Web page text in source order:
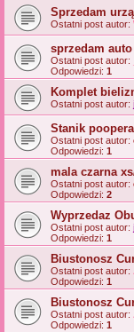
Sprzedam
Ostatni post autor:
sprzedam auto
Ostatni post autor:
Odpowiedzi: 1
Komplet
Ostatni post autor:
Stanik
Ostatni post autor:
Odpowiedzi: 1
mala czarna
Ostatni post autor:
Odpowiedzi: 2
Wyprzedaz
Ostatni post autor:
Odpowiedzi: 1
Biustonosz
Ostatni post autor:
Odpowiedzi: 1
Biustonosz
Ostatni post autor:
Odpowiedzi: 1